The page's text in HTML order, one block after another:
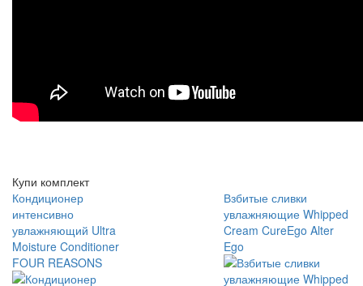
Купи комплект
Кондиционер
интенсивно
увлажняющий Ultra
Moisture Conditioner
FOUR REASONS
Взбитые сливки
увлажняющие Whipped
Cream CureEgo Alter
Ego